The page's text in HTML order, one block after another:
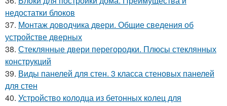
недостатки блоков
37. Монтаж доводчика двери. Общие сведения об
устройстве дверных
38. Стеклянные двери перегородки. Плюсы стеклянных
конструкций
39. Виды панелей для стен. 3 класса стеновых панелей
для стен
40. Устройство колодца из бетонных колец для